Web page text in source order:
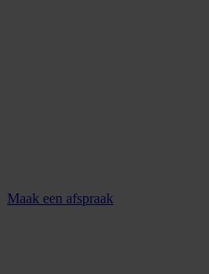
Maak een afspraak